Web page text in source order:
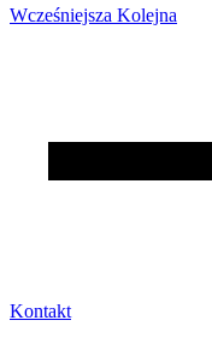
Wcześniejsza Kolejna
Kontakt